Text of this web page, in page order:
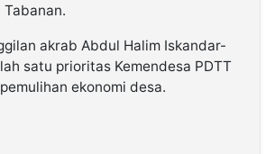
Tabanan.
akrab Abdul Halim Iskandar-
satu prioritas Kemendesa PDTT
ekonomi desa.